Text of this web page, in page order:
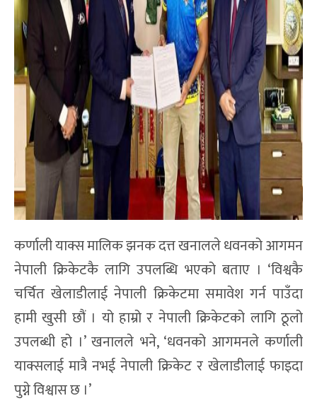
कर्णाली याक्स मालिक झनक दत्त खनालले धवनको आगमन
नेपाली क्रिकेटकै लागि उपलब्धि भएको बताए । ‘विश्वकै
चर्चित खेलाडीलाई नेपाली क्रिकेटमा समावेश गर्न पाउँदा
हामी खुसी छौं । यो हाम्रो र नेपाली क्रिकेटको लागि ठूलो
उपलब्धी हो ।’ खनालले भने, ‘धवनको आगमनले कर्णाली
याक्सलाई मात्रै नभई नेपाली क्रिकेट र खेलाडीलाई फाइदा
पुग्ने विश्वास छ ।’